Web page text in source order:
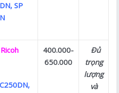
SP
400.000-
650.000
Đủ
trọng
lượng
và